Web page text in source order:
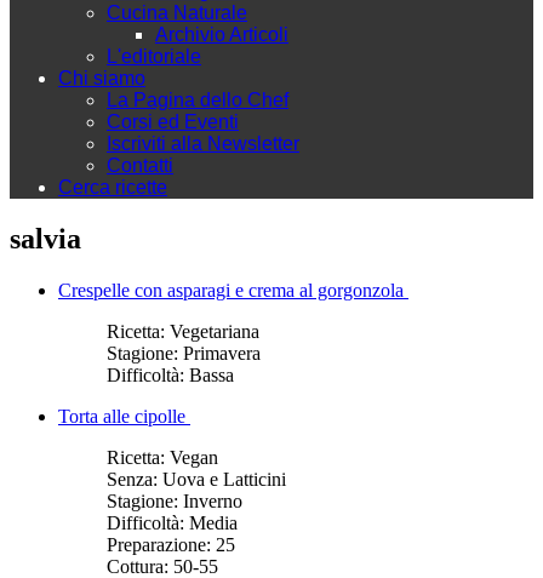
Cucina Naturale
Archivio Articoli
L'editoriale
Chi siamo
La Pagina dello Chef
Corsi ed Eventi
Iscriviti alla Newsletter
Contatti
Cerca ricette
salvia
Crespelle con asparagi e crema al gorgonzola
Ricetta: Vegetariana
Stagione: Primavera
Difficoltà: Bassa
Torta alle cipolle
Ricetta: Vegan
Senza: Uova e Latticini
Stagione: Inverno
Difficoltà: Media
Preparazione: 25
Cottura: 50-55